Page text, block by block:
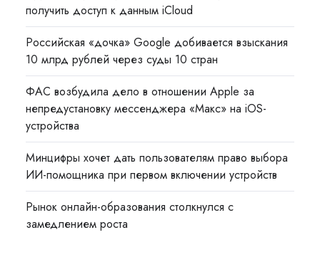
получить доступ к данным iCloud
Российская «дочка» Google добивается взыскания
10 млрд рублей через суды 10 стран
ФАС возбудила дело в отношении Apple за
непредустановку мессенджера «Макс» на iOS-
устройства
Минцифры хочет дать пользователям право выбора
ИИ-помощника при первом включении устройств
Рынок онлайн-образования столкнулся с
замедлением роста